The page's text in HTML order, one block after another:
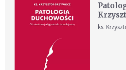
ks.